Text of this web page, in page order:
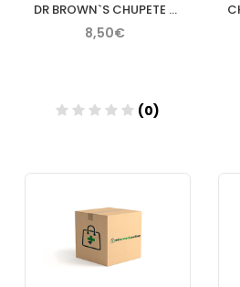
DR BROWN`S CHUPETE ADVANTAGE 06 M
8,50€
(0)